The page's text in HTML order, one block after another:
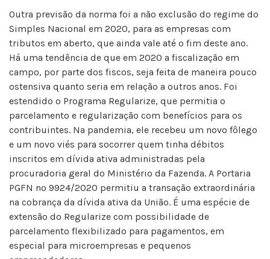
Outra previsão da norma foi a não exclusão do regime do
Simples Nacional em 2020, para as empresas com
tributos em aberto, que ainda vale até o fim deste ano.
Há uma tendência de que em 2020 a fiscalização em
campo, por parte dos fiscos, seja feita de maneira pouco
ostensiva quanto seria em relação a outros anos. Foi
estendido o Programa Regularize, que permitia o
parcelamento e regularização com benefícios para os
contribuintes. Na pandemia, ele recebeu um novo fôlego
e um novo viés para socorrer quem tinha débitos
inscritos em dívida ativa administradas pela
procuradoria geral do Ministério da Fazenda. A Portaria
PGFN nº 9924/2020 permitiu a transação extraordinária
na cobrança da dívida ativa da União. É uma espécie de
extensão do Regularize com possibilidade de
parcelamento flexibilizado para pagamentos, em
especial para microempresas e pequenos